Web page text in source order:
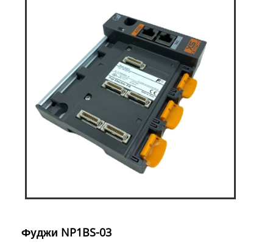
Фуджи NP1BS-03